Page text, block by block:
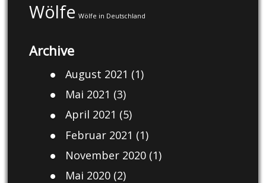
Wölfe Wölfe in Deutschland
Archive
August 2021 (1)
Mai 2021 (3)
April 2021 (5)
Februar 2021 (1)
November 2020(1)
Mai 2020(2)